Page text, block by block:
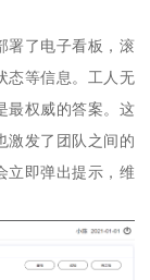
署了电子看板，滚
态等信息。工人无
最权威的答案。这
激发了团队之间的
立即弹出提示，维